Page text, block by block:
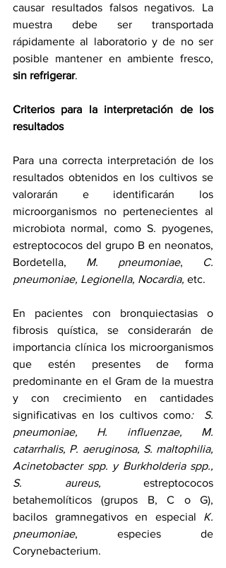
causar resultados falsos negativos. La
muestra debe ser transportada
rápidamente al laboratorio y de no ser
sin refrigerar.
Criterios para la interpretación de los
resultados
Para una correcta interpretación de los
resultados obtenidos en los cultivos se
valorarán e identificarán los
microorganismos no pertenecientes al
microbiota normal, como S. pyogenes,
estreptococos del grupo B en neonatos,
Bordetella, M. pneumoniae,
C.
pneumoniae, Legionella, Nocardia, etc.
En pacientes con bronquiectasias o
fibrosis quística, se considerarán de
importancia clínica los microorganismos
que estén presentes de forma
predominante en el Gram de la muestra
y con crecimiento en cantidades
significativas en los cultivos como:  S.
pneumoniae, H. influenzae, M.
catarrhalis, P. aeruginosa, S. maltophilia,
Acinetobacter spp. y Burkholderia spp.,
S. aureus, estreptococos
betahemolíticos (grupos B, C o G),
bacilos gramnegativos en especial K.
pneumoniae, especies de
Corynebacterium.